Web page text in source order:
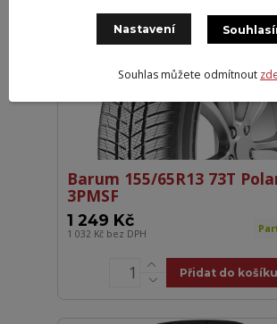
Barum 155/65R13 73T
3PMSF
1 249 Kč
1 032 Kč bez DPH
Přidat do košíku
Nastavení
Souhlas můžete odmítnout